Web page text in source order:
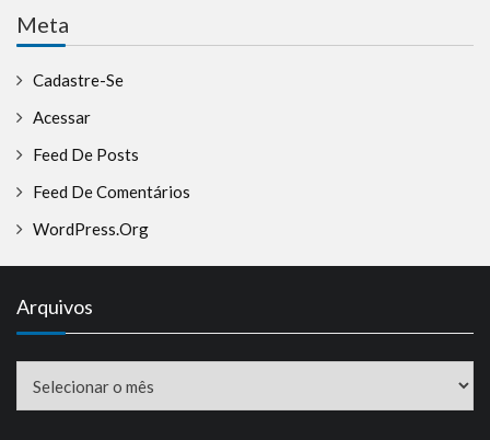
Meta
Cadastre-Se
Acessar
Feed De Posts
Feed De Comentários
WordPress.org
Arquivos